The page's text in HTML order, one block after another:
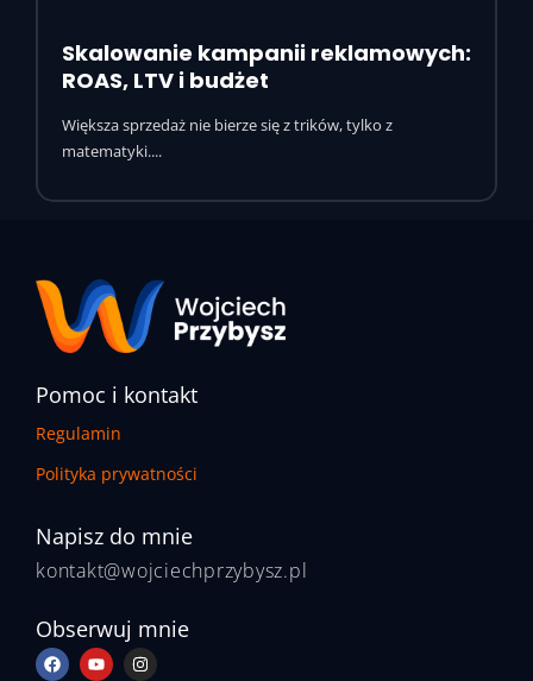
Skalowanie kampanii reklamowych:
ROAS, LTV i budżet
Większa sprzedaż nie bierze się z trików, tylko z
matematyki....
Pomoc i kontakt
Regulamin
Polityka prywatności
Napisz do mnie
kontakt@wojciechprzybysz.pl
Obserwuj mnie